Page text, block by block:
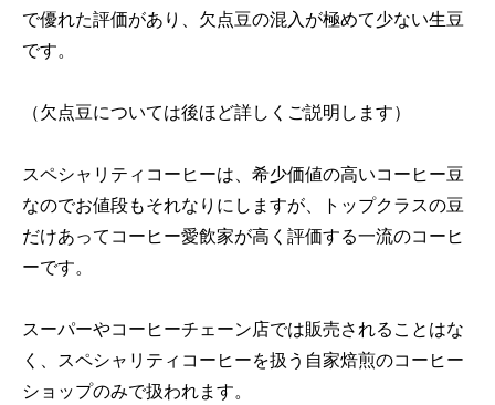
で優れた評価があり、欠点豆の混入が極めて少ない生豆
です。
（欠点豆については後ほど詳しくご説明します）
スペシャリティコーヒーは、希少価値の高いコーヒー豆
なのでお値段もそれなりにしますが、トップクラスの豆
だけあってコーヒー愛飲家が高く評価する一流のコーヒ
ーです。
スーパーやコーヒーチェーン店では販売されることはな
く、スペシャリティコーヒーを扱う自家焙煎のコーヒー
ショップのみで扱われます。